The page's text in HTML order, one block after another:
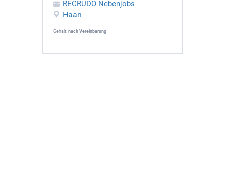
RECRUDO Nebenjobs
Haan
Gehalt: nach Vereinbarung